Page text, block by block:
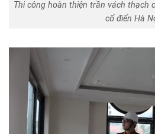
Thi công hoàn thiện trần vách thạch
cổ điển Hà